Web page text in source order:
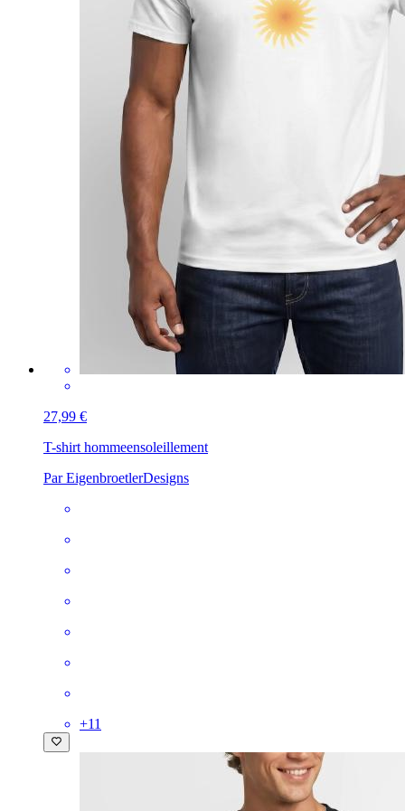
27,99 €
T-shirt hommeensoleillement
Par EigenbroetlerDesigns
+11